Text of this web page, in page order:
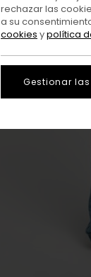
rechazar las
a su
cookies ypolítica
Gestionar